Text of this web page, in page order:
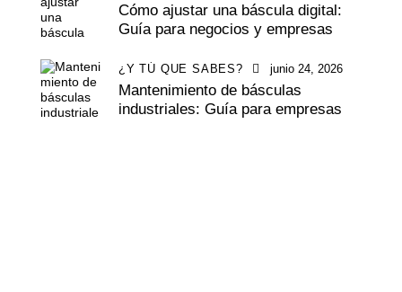
Cómo ajustar una báscula digital:
Guía para negocios y empresas
¿Y TÚ QUE SABES? junio 24, 2026
Mantenimiento de básculas
industriales: Guía para empresas